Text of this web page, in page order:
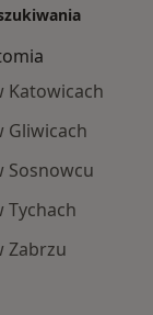
Katowicach
Gliwicach
Sosnowcu
Tychach
Zabrzu